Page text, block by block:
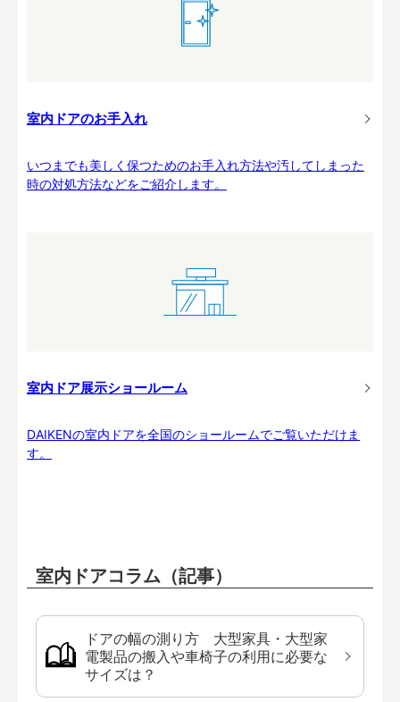
室内ドアのお手入れ
いつまでも美しく保つためのお手入れ方法や汚してしまった
時の対処方法などをご紹介します。
室内ドア展示ショールーム
DAIKENの室内ドアを全国のショールームでご覧いただけま
す。
室内ドアコラム（記事）
ドアの幅の測り方 大型家具・大型家
電製品の搬入や車椅子の利用に必要な
サイズは？